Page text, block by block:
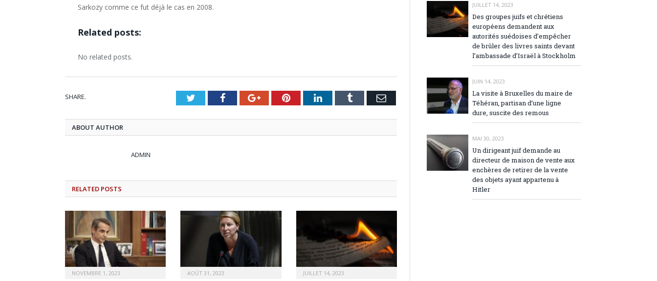
Sarkozy comme ce fut déjà le cas en 2008.
Related posts:
No related posts.
SHARE. TwitterFacebookGoogle+PinterestLinkedInTumblr Email
ABOUT AUTHOR
ADMIN
RELATED POSTS
NOVEMBRE 1, 2023 AOÛT 31, 2023 JUILLET 14, 2023
JUILLET 14, 2023
Des groupes juifs et chrétiens
européens demandent aux
autorités suédoises d’empêcher
de brûler des livres saints devant
l’ambassade d’Israël à Stockholm
JUIN 14, 2023
La visite à Bruxelles du maire de
Téhéran, partisan d’une ligne
dure, suscite des remous
MAI 30, 2023
Un dirigeant juif demande au
directeur de maison de vente aux
enchères de retirer de la vente
des objets ayant appartenu à
Hitler